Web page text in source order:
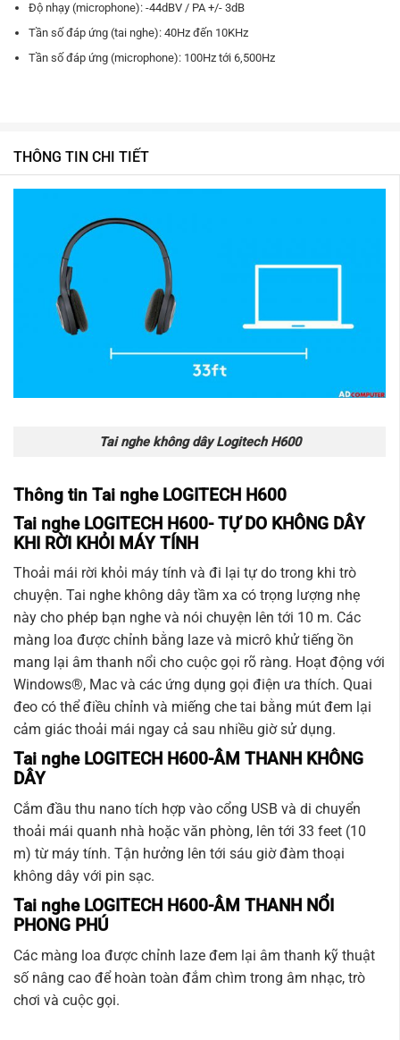
Độ nhạy (microphone): -44dBV / PA +/- 3dB
Tần số đáp ứng (tai nghe): 40Hz đến 10KHz
Tần số đáp ứng (microphone): 100Hz tới 6,500Hz
THÔNG TIN CHI TIẾT
Tai nghe không dây Logitech H600
Thông tin Tai nghe LOGITECH H600
Tai nghe LOGITECH H600-TỰ DO KHÔNG DÂY
KHI RỜI KHỎI MÁY TÍNH
Thoải mái rời khỏi máy tính và đi lại tự do trong khi trò
chuyện. Tai nghe không dây tầm xa có trọng lượng nhẹ
này cho phép bạn nghe và nói chuyện lên tới 10 m. Các
màng loa được chỉnh bằng laze và micrô khử tiếng ồn
mang lại âm thanh nổi cho cuộc gọi rõ ràng. Hoạt động với
Windows®, Mac và các ứng dụng gọi điện ưa thích. Quai
đeo có thể điều chỉnh và miếng che tai bằng mút đem lại
cảm giác thoải mái ngay cả sau nhiều giờ sử dụng.
Tai nghe LOGITECH H600-ÂM THANH KHÔNG
DÂY
Cắm đầu thu nano tích hợp vào cổng USB và di chuyển
thoải mái quanh nhà hoặc văn phòng, lên tới 33 feet (10
m) từ máy tính. Tận hưởng lên tới sáu giờ đàm thoại
không dây với pin sạc.
Tai nghe LOGITECH H600-ÂM THANH NỔI
PHONG PHÚ
Các màng loa được chỉnh laze đem lại âm thanh kỹ thuật
số nâng cao để hoàn toàn đắm chìm trong âm nhạc, trò
chơi và cuộc gọi.